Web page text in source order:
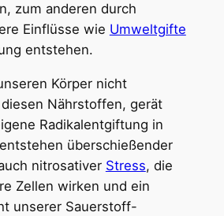
zum anderen durch
Einflüsse wie Umweltgifte
entstehen.
Körper nicht
Nährstoffen, gerät
Radikalentgiftung in
überschießender
nitrosativer Stress, die
Zellen wirken und ein
unserer Sauerstoff-